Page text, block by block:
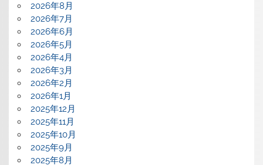
2026年8月
2026年7月
2026年6月
2026年5月
2026年4月
2026年3月
2026年2月
2026年1月
2025年12月
2025年11月
2025年10月
2025年9月
2025年8月